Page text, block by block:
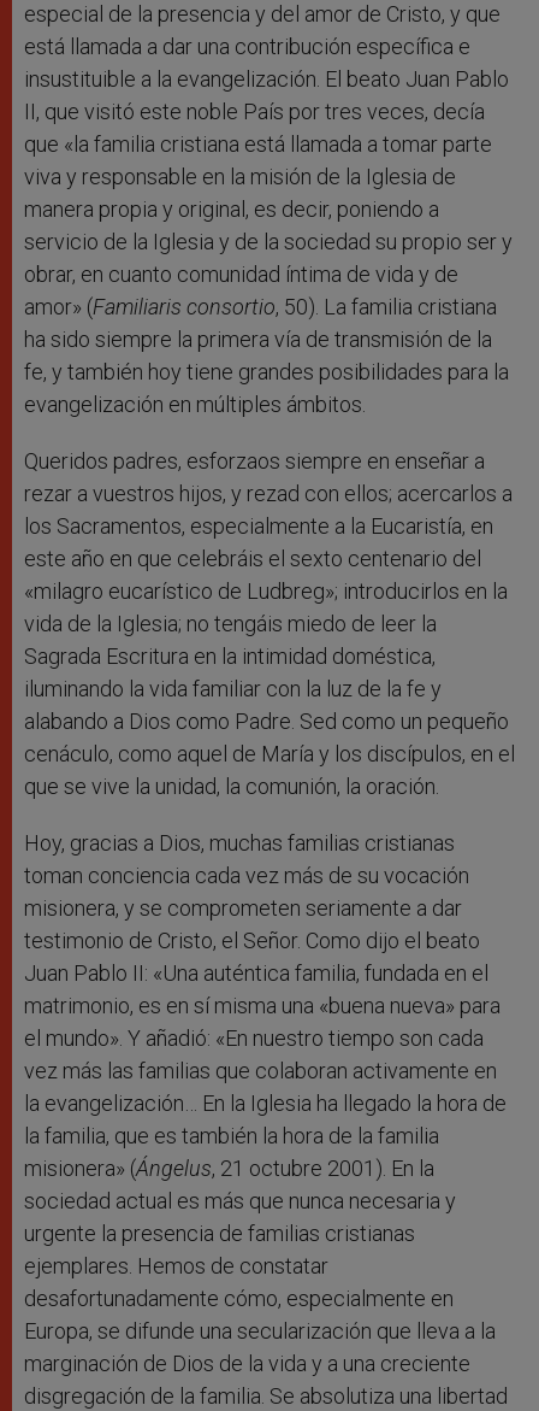
especial de la presencia y del amor de Cristo, y que
está llamada a dar una contribución específica e
insustituible a la evangelización. El beato Juan Pablo
II, que visitó este noble País por tres veces, decía
que «la familia cristiana está llamada a tomar parte
viva y responsable en la misión de la Iglesia de
manera propia y original, es decir, poniendo a
servicio de la Iglesia y de la sociedad su propio ser y
obrar, en cuanto comunidad íntima de vida y de
amor» (Familiaris consortio, 50). La familia cristiana
ha sido siempre la primera vía de transmisión de la
fe, y también hoy tiene grandes posibilidades para la
evangelización en múltiples ámbitos.
Queridos padres, esforzaos siempre en enseñar a
rezar a vuestros hijos, y rezad con ellos; acercarlos a
los Sacramentos, especialmente a la Eucaristía, en
este año en que celebráis el sexto centenario del
«milagro eucarístico de Ludbreg»; introducirlos en la
vida de la Iglesia; no tengáis miedo de leer la
Sagrada Escritura en la intimidad doméstica,
iluminando la vida familiar con la luz de la fe y
alabando a Dios como Padre. Sed como un pequeño
cenáculo, como aquel de María y los discípulos, en el
que se vive la unidad, la comunión, la oración.
Hoy, gracias a Dios, muchas familias cristianas
toman conciencia cada vez más de su vocación
misionera, y se comprometen seriamente a dar
testimonio de Cristo, el Señor. Como dijo el beato
Juan Pablo II: «Una auténtica familia, fundada en el
matrimonio, es en sí misma una «buena nueva» para
el mundo». Y añadió: «En nuestro tiempo son cada
vez más las familias que colaboran activamente en
la evangelización… En la Iglesia ha llegado la hora de
la familia, que es también la hora de la familia
misionera» (Ángelus, 21 octubre 2001). En la
sociedad actual es más que nunca necesaria y
urgente la presencia de familias cristianas
ejemplares. Hemos de constatar
desafortunadamente cómo, especialmente en
Europa, se difunde una secularización que lleva a la
marginación de Dios de la vida y a una creciente
disgregación de la familia. Se absolutiza una libertad